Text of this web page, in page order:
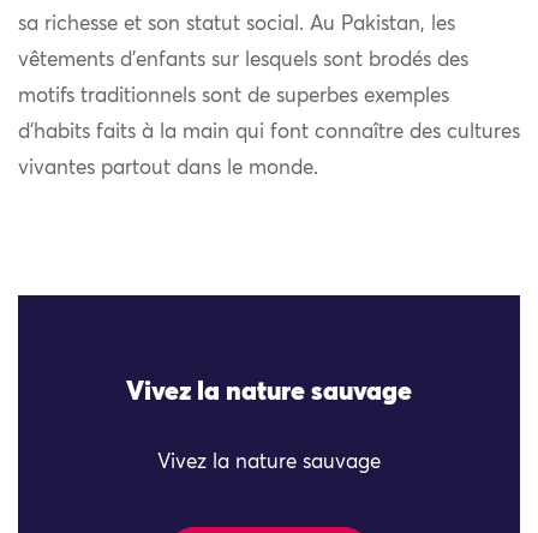
sa richesse et son statut social. Au Pakistan, les
vêtements d’enfants sur lesquels sont brodés des
motifs traditionnels sont de superbes exemples
d’habits faits à la main qui font connaître des cultures
vivantes partout dans le monde.
Vivez la nature sauvage
Vivez la nature sauvage